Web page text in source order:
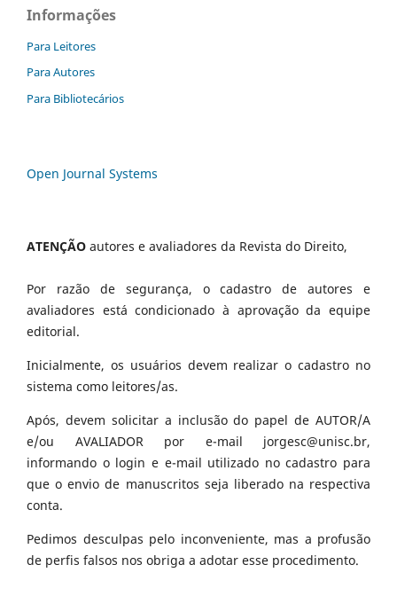
Informações
Para Leitores
Para Autores
Para Bibliotecários
Open Journal Systems
ATENÇÃO autores e avaliadores da Revista do Direito,
Por razão de segurança, o cadastro de autores e
avaliadores está condicionado à aprovação da equipe
editorial.
Inicialmente, os usuários devem realizar o cadastro no
sistema como leitores/as.
Após, devem solicitar a inclusão do papel de AUTOR/A
e/ou AVALIADOR por e-mail jorgesc@unisc.br,
informando o login e e-mail utilizado no cadastro para
que o envio de manuscritos seja liberado na respectiva
conta.
Pedimos desculpas pelo inconveniente, mas a profusão
de perfis falsos nos obriga a adotar esse procedimento.